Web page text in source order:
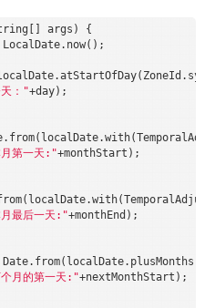
args)
{
："+day);
第一天:"+monthStart);
最后一天:"+monthEnd);
月的第一天:"+nextMonthStart);